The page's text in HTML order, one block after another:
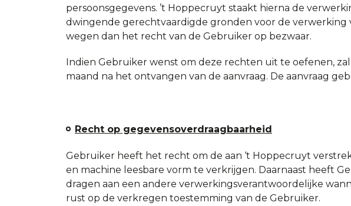
persoonsgegevens. ’t Hoppecruyt staakt hierna de
dwingende gerechtvaardigde gronden voor de verwerking
wegen dan het recht van de Gebruiker op bezwaar.
Indien Gebruiker wenst om deze rechten uit te oefenen,
maand na het ontvangen van de aanvraag. De aanvraag
Recht op gegevensoverdraagbaarheid
Gebruiker heeft het recht om de aan ‘t Hoppecruyt
en machine leesbare vorm te verkrijgen. Daarnaast heeft
dragen aan een andere verwerkingsverantwoordelijke
rust op de verkregen toestemming van de Gebruiker.